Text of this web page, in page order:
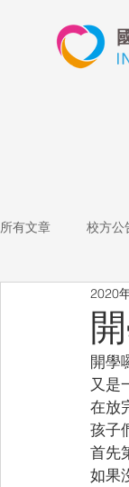
所有文章 校方公
心文藝競賽
2020
開學
又是
在放
孩子
首先
如果